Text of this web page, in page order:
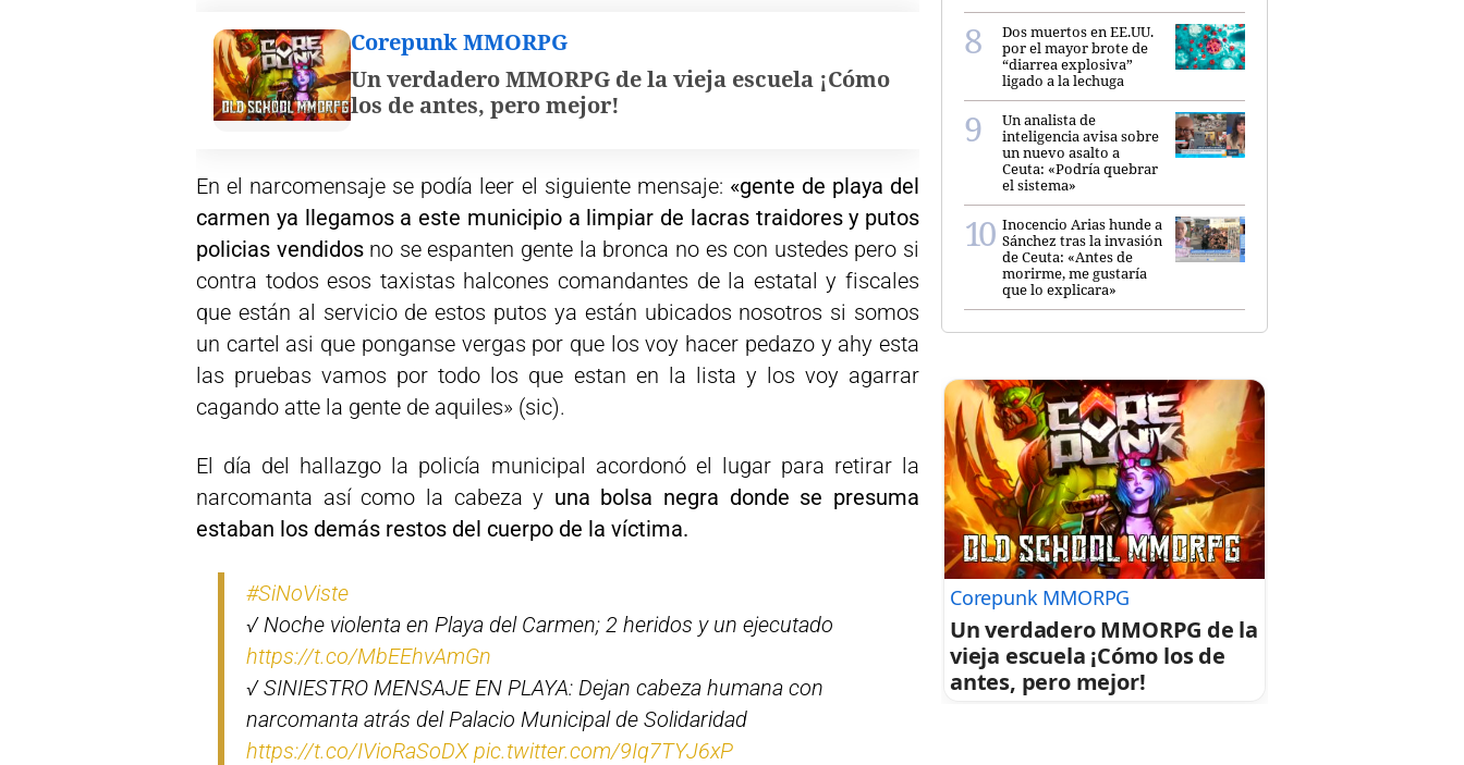
Corepunk MMORPG
Un verdadero MMORPG de la vieja escuela ¡Cómo
los de antes, pero mejor!
En el narcomensaje se podía leer el siguiente mensaje: «gente de playa del
carmen ya llegamos a este municipio a limpiar de lacras traidores y putos
policias vendidosno se espanten gente la bronca no es con ustedes pero si
contra todos esos taxistas halcones comandantes de la estatal y fiscales
que están al servicio de estos putos ya están ubicados nosotros si somos
un cartel asi que ponganse vergas por que los voy hacer pedazo y ahy esta
las pruebas vamos por todo los que estan en la lista y los voy agarrar
cagando atte la gente de aquiles» (sic).
El día del hallazgo la policía municipal acordonó el lugar para retirar la
narcomanta así como la cabeza y una bolsa negra donde se presuma
estaban los demás restos del cuerpo de la víctima.
#SiNoViste
√ Noche violenta en Playa del Carmen; 2 heridos y un ejecutado
https://t.co/MbEEhvAmGn
√ SINIESTRO MENSAJE EN PLAYA: Dejan cabeza humana con
narcomanta atrás del Palacio Municipal de Solidaridad
https://t.co/IVioRaSoDX pic.twitter.com/9Iq7TYJ6xP
Dos muertos en EE.UU.
por el mayor brote de
“diarrea explosiva”
ligado a la lechuga
Un analista de
inteligencia avisa sobre
un nuevo asalto a
Ceuta: «Podría quebrar
el sistema»
Inocencio Arias hunde a
Sánchez tras la invasión
de Ceuta: «Antes de
morirme, me gustaría
que lo explicara»
Corepunk MMORPG
Un verdadero MMORPG de la
vieja escuela ¡Cómo los de
antes, pero mejor!